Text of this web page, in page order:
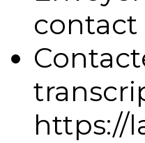
contact
https://